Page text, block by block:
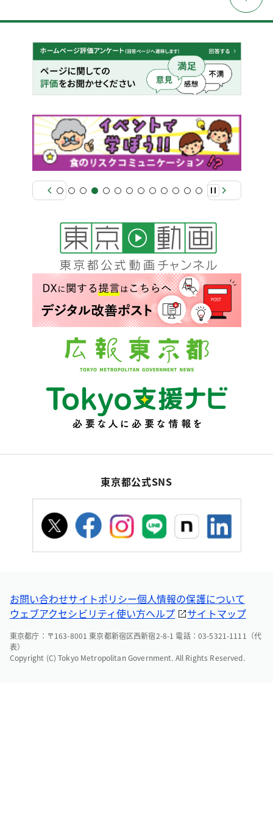
東京都公式SNS
お問い合わせサイトポリシー個人情報の保護について
ウェブアクセシビリティ使い方ヘルプ サイトマップ
東京都庁：〒163-8001 東京都新宿区西新宿2-8-1 電話：03-5321-1111（代
表）
Copyright (C) Tokyo Metropolitan Government. All Rights Reserved.